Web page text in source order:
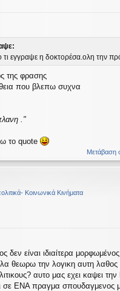
τι εγγραψε η δοκτορέσα.ολη την
της φρασης
που βλεπω συχνα
."
το quote
Μετάβαση
Κοινωνικά Κινήματα
δεν είναι ιδιαίτερα
θεωρω την λογικη αυτη
αυτο μας εχει καψει
σε ΕΝΑ πραγμα σπουδαγμενος